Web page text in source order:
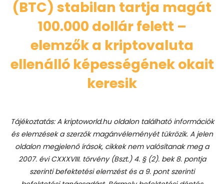
(BTC) stabilan tartja magát
100.000 dollár felett –
elemzők a kriptovaluta
ellenálló képességének okait
keresik
Tájékoztatás: A kriptoworld.hu oldalon található információk
és elemzések a szerzők magánvéleményét tükrözik. A jelen
oldalon megjelenő írások, cikkek nem valósítanak meg a
2007. évi CXXXVIII. törvény (Bszt.) 4. § (2). bek 8. pontja
szerinti befektetési elemzést és a 9. pont szerinti